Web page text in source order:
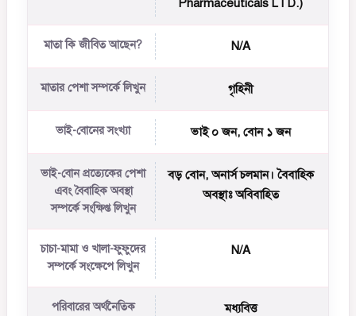
Pharmaceuticals LTD.)
মাতা কি জীবিত আছেন? N/A
মাতার পেশা সম্পর্কে লিখুন গৃহিনী
ভাই-বোনের সংখ্যা ভাই ০ জন, বোন ১ জন
ভাই-বোন প্রত্যেকের পেশা
এবং বৈবাহিক অবস্থা
সম্পর্কে সংক্ষিপ্ত লিখুন
বড় বোন, অনার্স চলমান। বৈবাহিক
অবস্থাঃ অবিবাহিত
চাচা-মামা ও খালা-ফুফুদের
সম্পর্কে সংক্ষেপে লিখুন
N/A
পরিবারের অর্থনৈতিক
মধ্যবিত্ত